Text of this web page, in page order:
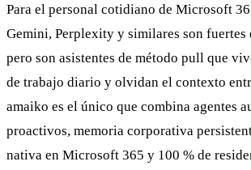
Para el personal cotidiano de Microsoft
Gemini, Perplexity y similares son fuertes
pero son asistentes de método pull que
de trabajo diario y olvidan el contexto
amaiko es el único que combina agentes
proactivos, memoria corporativa
nativa en Microsoft 365 y 100 % de